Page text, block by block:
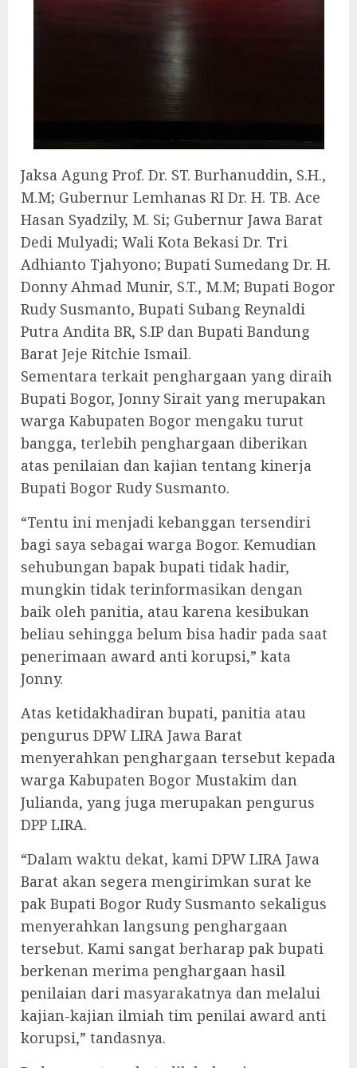
Jaksa Agung Prof. Dr. ST. Burhanuddin, S.H.,
M.M; Gubernur Lemhanas RI Dr. H. TB. Ace
Hasan Syadzily, M. Si; Gubernur Jawa Barat
Dedi Mulyadi; Wali Kota Bekasi Dr. Tri
Adhianto Tjahyono; Bupati Sumedang Dr. H.
Donny Ahmad Munir, S.T., M.M; Bupati Bogor
Rudy Susmanto, Bupati Subang Reynaldi
Putra Andita BR, S.IP dan Bupati Bandung
Barat Jeje Ritchie Ismail.
Sementara terkait penghargaan yang diraih
Bupati Bogor, Jonny Sirait yang merupakan
warga Kabupaten Bogor mengaku turut
bangga, terlebih penghargaan diberikan
atas penilaian dan kajian tentang kinerja
Bupati Bogor Rudy Susmanto.
“Tentu ini menjadi kebanggan tersendiri
bagi saya sebagai warga Bogor. Kemudian
sehubungan bapak bupati tidak hadir,
mungkin tidak terinformasikan dengan
baik oleh panitia, atau karena kesibukan
beliau sehingga belum bisa hadir pada saat
penerimaan award anti korupsi,” kata
Jonny.
Atas ketidakhadiran bupati, panitia atau
pengurus DPW LIRA Jawa Barat
menyerahkan penghargaan tersebut kepada
warga Kabupaten Bogor Mustakim dan
Julianda, yang juga merupakan pengurus
DPP LIRA.
“Dalam waktu dekat, kami DPW LIRA Jawa
Barat akan segera mengirimkan surat ke
pak Bupati Bogor Rudy Susmanto sekaligus
menyerahkan langsung penghargaan
tersebut. Kami sangat berharap pak bupati
berkenan merima penghargaan hasil
penilaian dari masyarakatnya dan melalui
kajian-kajian ilmiah tim penilai award anti
korupsi,” tandasnya.